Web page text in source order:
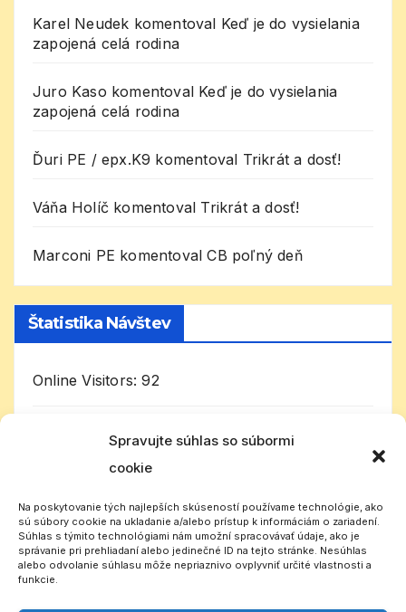
Spravujte súhlas so súbormi
cookie
Na poskytovanie tých najlepších skúseností používame technológie, ako
sú súbory cookie na ukladanie a/alebo prístup k informáciám o zariadení.
Súhlas s týmito technológiami nám umožní spracovávať údaje, ako je
správanie pri prehliadaní alebo jedinečné ID na tejto stránke. Nesúhlas
alebo odvolanie súhlasu môže nepriaznivo ovplyvniť určité vlastnosti a
funkcie.
Karel Neudek komentoval Keď je do vysielania
zapojená celá rodina
Juro Kaso komentoval Keď je do vysielania
zapojená celá rodina
Ďuri PE / epx.K9 komentoval Trikrát a dosť!
Váňa Holíč komentoval Trikrát a dosť!
Marconi PE komentovalCB poľný deň
Štatistika Návštev
Online Visitors:92
Today's Visitors:6 338